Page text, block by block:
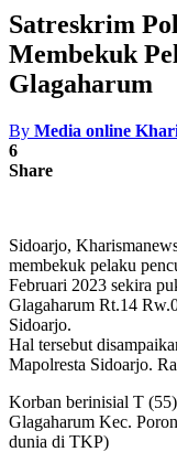
Satreskrim
Membekuk
Glagaharum
By Media online
6
Share
Sidoarjo,
membekuk pelaku
Februari 2023 sekira
Glagaharum Rt.14
Sidoarjo.
Hal tersebut
Mapolresta Sidoarjo.
Korban berinisial T
Glagaharum Kec.
dunia di TKP)